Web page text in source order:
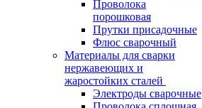
Проволока
порошковая
Прутки присадочные
Флюс сварочный
Материалы для сварки
нержавеющих и
жаростойких сталей
Электроды сварочные